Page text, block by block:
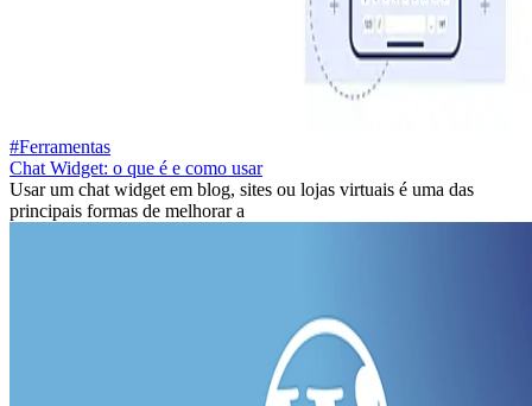
#Ferramentas
Chat Widget: o que é e como usar
Usar um chat widget em blog, sites ou lojas virtuais é uma das
principais formas de melhorar a